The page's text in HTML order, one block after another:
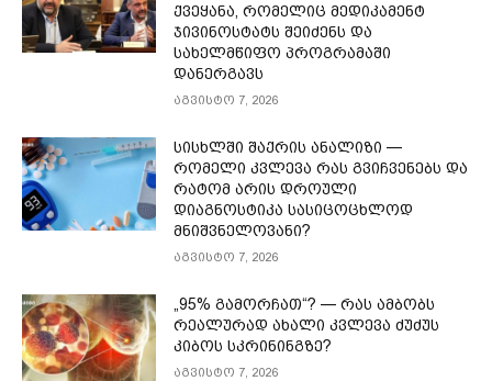
ქვეყანა, რომელიც მედიკამენტ
ჯივინოსტატს შეიძენს და
სახელმწიფო პროგრამაში
დანერგავს
აგვისტო 7, 2026
სისხლში შაქრის ანალიზი —
რომელი კვლევა რას გვიჩვენებს და
რატომ არის დროული
დიაგნოსტიკა სასიცოცხლოდ
მნიშვნელოვანი?
აგვისტო 7, 2026
„95% გამორჩათ“? — რას ამბობს
რეალურად ახალი კვლევა ძუძუს
კიბოს სკრინინგზე?
აგვისტო 7, 2026